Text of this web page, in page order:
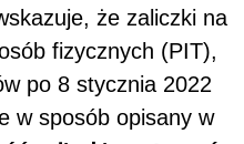
że zaliczki na
fizycznych (PIT),
po 8 stycznia 2022
w sposób opisany w